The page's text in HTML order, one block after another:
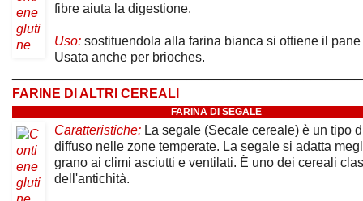
fibre aiuta la digestione.
Uso: sostituendola alla farina bianca si ottiene il
Usata anche per brioches.
FARINE DI ALTRI CEREALI
FARINA DI SEGALE
Caratteristiche: La segale (Secale cereale) è un tipo
diffuso nelle zone temperate. La segale si adatta
grano ai climi asciutti e ventilati. È uno dei cereali
dell'antichità.